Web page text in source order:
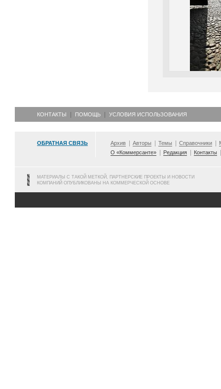
КОНТАКТЫ ПОМОЩЬ УСЛОВИЯ ИСПОЛЬЗОВАНИЯ
ОБРАТНАЯ СВЯЗЬ Архив Авторы Темы Справочники
О «Коммерсанте»
Редакция Контакты
МАТЕРИАЛЫ С ТАКОЙ МЕТКОЙ, ПАРТНЕРСКИЕ ПРОЕКТЫ И НОВОСТИ
КОМПАНИЙ ОПУБЛИКОВАНЫ НА КОММЕРЧЕСКОЙ ОСНОВЕ